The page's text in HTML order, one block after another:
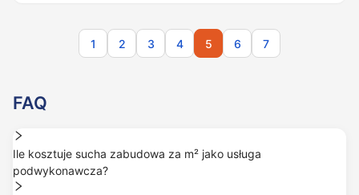
1 2 3 4 5 6 7
FAQ
Ile kosztuje sucha zabudowa za m² jako usługa
podwykonawcza?